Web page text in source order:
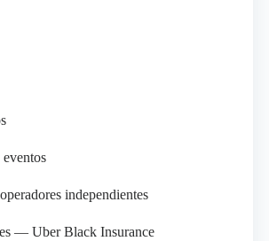
independientes
— Uber Black Insurance